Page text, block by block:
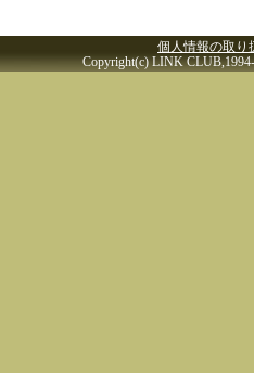
個人情報の取り
Copyright(c) LINK CLUB,1994-